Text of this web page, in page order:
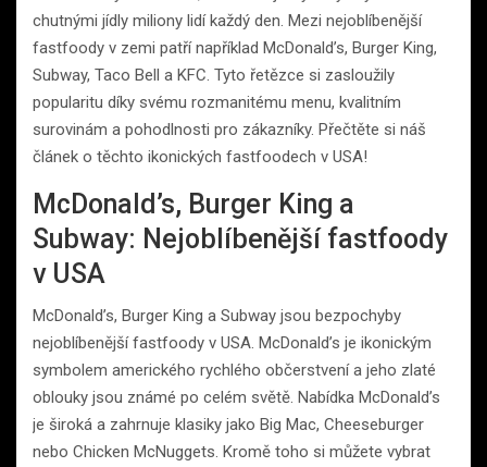
chutnými jídly miliony lidí každý den. Mezi nejoblíbenější
fastfoody v zemi patří například McDonald’s, Burger King,
Subway, Taco Bell a KFC. Tyto řetězce si zasloužily
popularitu díky svému rozmanitému menu, kvalitním
surovinám a pohodlnosti pro zákazníky. Přečtěte si náš
článek o těchto ikonických fastfoodech v USA!
McDonald’s, Burger King a
Subway: Nejoblíbenější fastfoody
v USA
McDonald’s, Burger King a Subway jsou bezpochyby
nejoblíbenější fastfoody v USA. McDonald’s je ikonickým
symbolem amerického rychlého občerstvení a jeho zlaté
oblouky jsou známé po celém světě. Nabídka McDonald’s
je široká a zahrnuje klasiky jako Big Mac, Cheeseburger
nebo Chicken McNuggets. Kromě toho si můžete vybrat